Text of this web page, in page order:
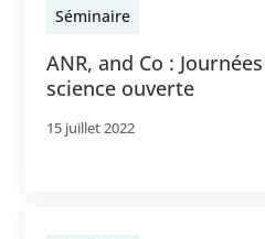
Séminaire
ANR, and Co :
science ouverte
15 juillet 2022